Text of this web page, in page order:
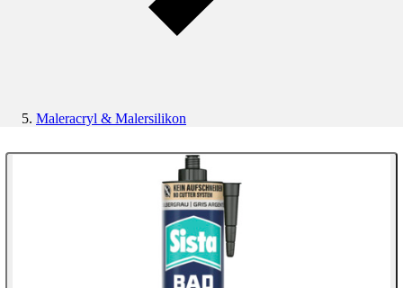
Maleracryl & Malersilikon